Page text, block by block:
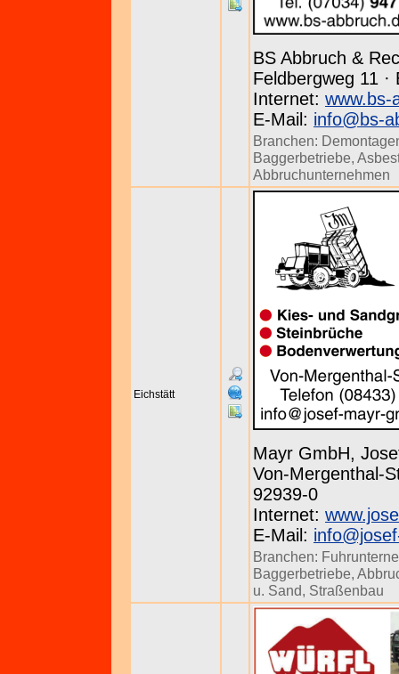
BS Abbruch &
Feldbergweg 11 ·
Internet: www.bs-
E-Mail: info@bs-
Branchen:
Baggerbetriebe,
Abbruchunternehmen
Eichstätt
Mayr GmbH,
Von-Mergenthal-
92939-0
Internet:
E-Mail:
Branchen:
Baggerbetriebe,
u. Sand, Straßenbau